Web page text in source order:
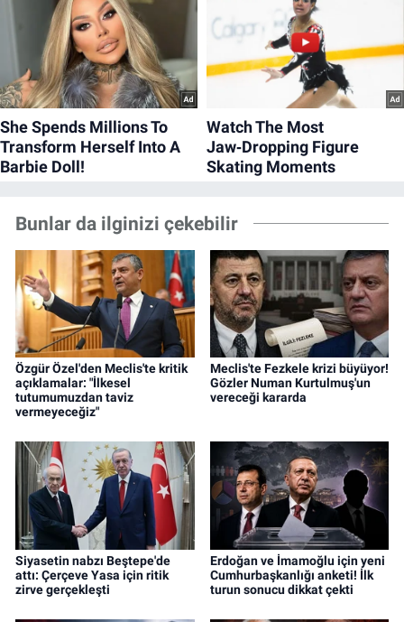
Bunlar da ilginizi çekebilir
Özgür Özel'den Meclis'te kritik
açıklamalar: "İlkesel
tutumumuzdan taviz
vermeyeceğiz"
Meclis'te Fezkele krizi büyüyor!
Gözler Numan Kurtulmuş'un
vereceği kararda
Siyasetin nabzı Beştepe'de
attı: Çerçeve Yasa için ritik
zirve gerçekleşti
Erdoğan ve İmamoğlu için yeni
Cumhurbaşkanlığı anketi! İlk
turun sonucu dikkat çekti